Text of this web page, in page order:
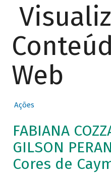
Web
Ações
FABIANA
GILSON
Cores de